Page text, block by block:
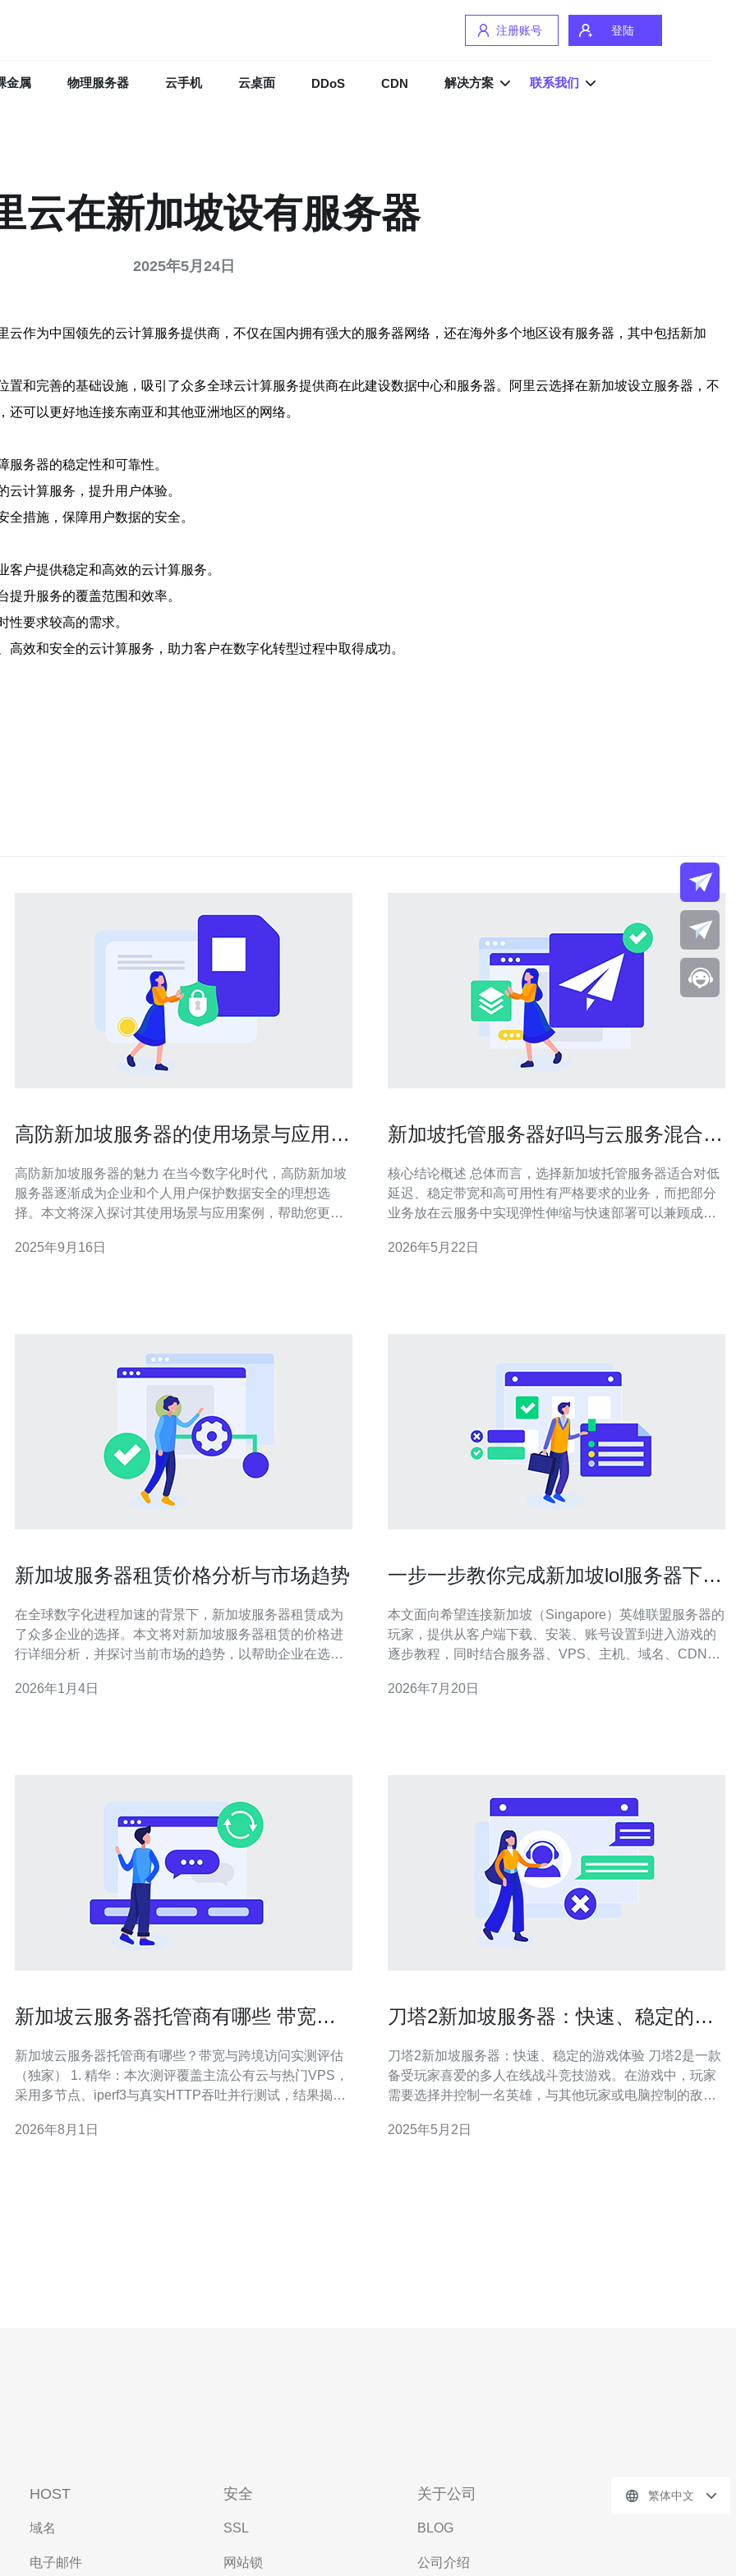
注册账号 登陆
金属 物理服务器 云手机 云桌面 DDoS CDN 解决方案 联系我们
云在新加坡设有服务器
2025年5月24日
作为中国领先的云计算服务提供商，不仅在国内拥有强大的服务器网络，还在海外多个地区设有服务器，其中包括新加
和完善的基础设施，吸引了众多全球云计算服务提供商在此建设数据中心和服务器。阿里云选择在新加坡设立服务器，不
可以更好地连接东南亚和其他亚洲地区的网络。
务器的稳定性和可靠性。
计算服务，提升用户体验。
措施，保障用户数据的安全。
户提供稳定和高效的云计算服务。
升服务的覆盖范围和效率。
要求较高的需求。
效和安全的云计算服务，助力客户在数字化转型过程中取得成功。
高防新加坡服务器的使用场景与应用案
高防新加坡服务器的魅力 在当今数字化时代，高防新加坡
服务器逐渐成为企业和个人用户保护数据安全的理想选
择。本文将深入探讨其使用场景与应用案例，帮助您更好
攻击手段的日益复杂，高防新加坡服务器提供了强大的防
2025年9月16日
新加坡托管服务器好吗与云服务混合部
核心结论概述 总体而言，选择新加坡托管服务器适合对低
延迟、稳定带宽和高可用性有严格要求的业务，而把部分
业务放在云服务中实现弹性伸缩与快速部署可以兼顾成本
验，但也带来管理与安全复杂度。针对实际需求与预算，
2026年5月22日
新加坡服务器租赁价格分析与市场趋势
在全球数字化进程加速的背景下，新加坡服务器租赁成为
了众多企业的选择。本文将对新加坡服务器租赁的价格进
行详细分析，并探讨当前市场的趋势，以帮助企业在选择
是多少？ 新加坡的服务器租赁价格因服务提供商、服务器
2026年1月4日
一步一步教你完成新加坡lol服务器下载
本文面向希望连接新加坡（Singapore）英雄联盟服务器的
玩家，提供从客户端下载、安装、账号设置到进入游戏的
逐步教程，同时结合服务器、VPS、主机、域名、CDN、
定的方式游玩。 准备工作：确保你有稳定的网络连接、一
2026年7月20日
新加坡云服务器托管商有哪些 带宽和
新加坡云服务器托管商有哪些？带宽与跨境访问实测评估
（独家） 1. 精华：本次测评覆盖主流公有云与热门VPS，
采用多节点、iperf3与真实HTTP吞吐并行测试，结果揭示
求全球低延迟优先选AWS/Google Cloud；若面向中国大
2026年8月1日
刀塔2新加坡服务器：快速、稳定的游
刀塔2新加坡服务器：快速、稳定的游戏体验 刀塔2是一款
备受玩家喜爱的多人在线战斗竞技游戏。在游戏中，玩家
需要选择并控制一名英雄，与其他玩家或电脑控制的敌人
要因素之一。本文将介绍刀塔2新加坡服务器，它提供了快
2025年5月2日
HOST
域名
电子邮件
安全
SSL
网站锁
关于公司
BLOG
公司介绍
繁体中文